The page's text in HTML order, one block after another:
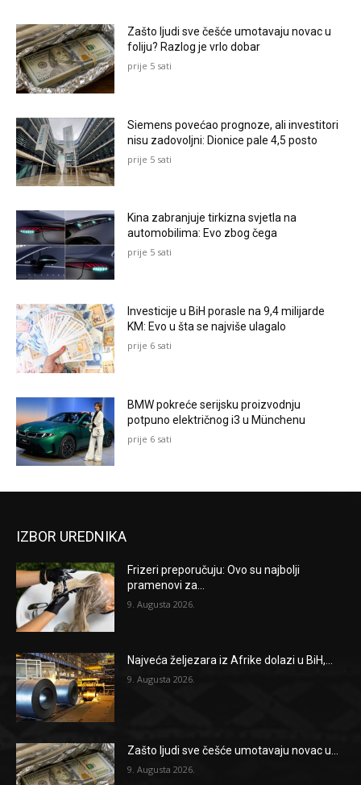
Zašto ljudi sve češće umotavaju novac u
foliju? Razlog je vrlo dobar
prije 5 sati
Siemens povećao prognoze, ali investitori
nisu zadovoljni: Dionice pale 4,5 posto
prije 5 sati
Kina zabranjuje tirkizna svjetla na
automobilima: Evo zbog čega
prije 5 sati
Investicije u BiH porasle na 9,4 milijarde
KM: Evo u šta se najviše ulagalo
prije 6 sati
BMW pokreće serijsku proizvodnju
potpuno električnog i3 u Münchenu
prije 6 sati
IZBOR UREDNIKA
Frizeri preporučuju: Ovo su najbolji
pramenovi za...
9. Augusta 2026.
Najveća željezara iz Afrike dolazi u BiH,...
9. Augusta 2026.
Zašto ljudi sve češće umotavaju novac u...
9. Augusta 2026.